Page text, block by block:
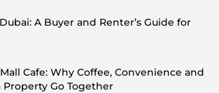
A Buyer and Renter’s Guide for
Cafe: Why Coffee, Convenience and
Property Go Together